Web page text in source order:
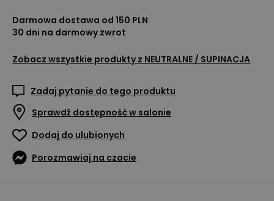
Darmowa dostawa od 150 PLN
30 dni na darmowy zwrot
Zobacz wszystkie produkty z NEUTRALNE / SUPINACJA
Zadaj pytanie do tego produktu
Sprawdź dostępność w salonie
Dodaj do ulubionych
Porozmawiaj na czacie